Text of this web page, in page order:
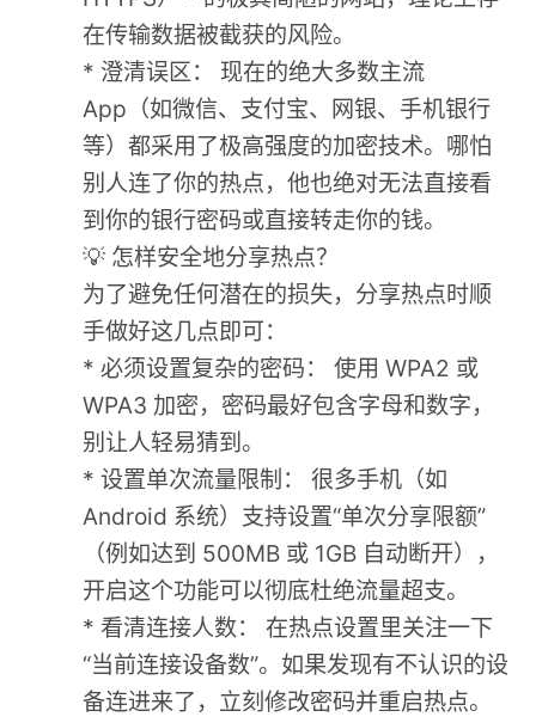
在传输数据被截获的风险。
* 澄清误区： 现在的绝大多数主流
App（如微信、支付宝、网银、手机银行
等）都采用了极高强度的加密技术。哪怕
别人连了你的热点，他也绝对无法直接看
到你的银行密码或直接转走你的钱。
💡 怎样安全地分享热点？
为了避免任何潜在的损失，分享热点时顺
手做好这几点即可：
* 必须设置复杂的密码： 使用 WPA2 或
WPA3 加密，密码最好包含字母和数字，
别让人轻易猜到。
* 设置单次流量限制： 很多手机（如
Android 系统）支持设置“单次分享限额”
（例如达到 500MB 或 1GB 自动断开），
开启这个功能可以彻底杜绝流量超支。
* 看清连接人数： 在热点设置里关注一下
“当前连接设备数”。如果发现有不认识的设
备连进来了，立刻修改密码并重启热点。